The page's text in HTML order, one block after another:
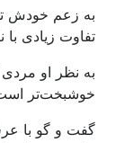
به زعم خودش
تفاوت زیادی
به نظر او
خوشبخت‌تر
گفت و گو با